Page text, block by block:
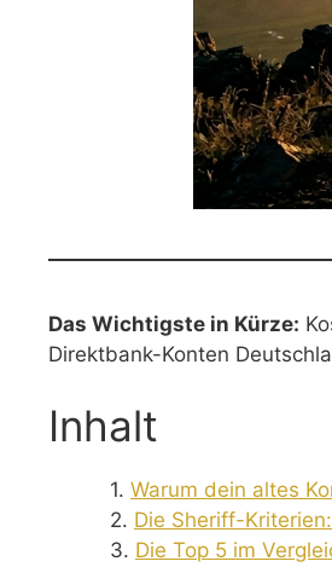
Das Wichtigste in Kürze:
Direktbank-Konten
Inhalt
Warum dein altes
Die Sheriff-
Die Top 5 im